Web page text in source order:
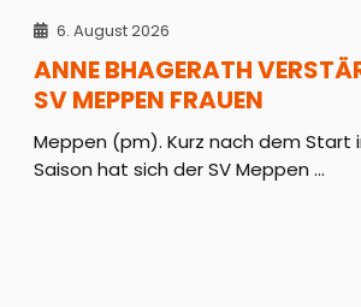
6. August 2026
ANNE BHAGERATH
SV MEPPEN FRAUEN
Meppen (pm). Kurz nach dem Start
Saison hat sich der SV Meppen ...